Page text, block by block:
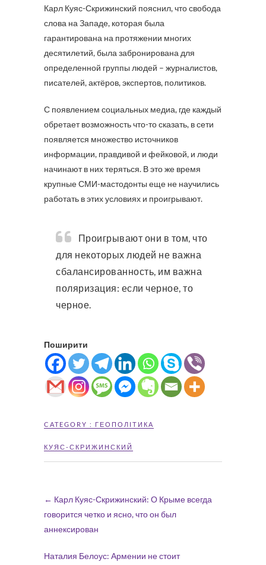
Карл Куяс-Скрижинский пояснил, что свобода
слова на Западе, которая была
гарантирована на протяжении многих
десятилетий, была забронирована для
определенной группы людей – журналистов,
писателей, актёров, экспертов, политиков.
С появлением социальных медиа, где каждый
обретает возможность что-то сказать, в сети
появляется множество источников
информации, правдивой и фейковой, и люди
начинают в них теряться. В это же время
крупные СМИ-мастодонты еще не научились
работать в этих условиях и проигрывают.
Проигрывают они в том, что
для некоторых людей не важна
сбалансированность, им важна
поляризация: если черное, то
черное.
Поширити
CATEGORY : ГЕОПОЛІТИКА
КУЯС-СКРИЖИНСКИЙ
← Карл Куяс-Скрижинский: О Крыме всегда
говорится четко и ясно, что он был
аннексирован
Наталия Белоус: Армении не стоит